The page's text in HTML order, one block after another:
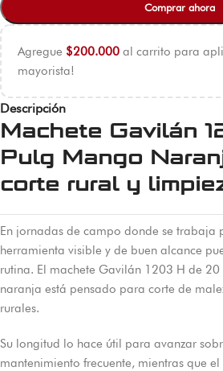
Comprar ahora
Agregue $200.000 al carrito para
mayorista!
Descripción
Machete Gavilán
Pulg Mango
corte rural y
En jornadas de campo donde se trabaja
herramienta visible y de buen alcance
rutina. El machete Gavilán 1203 H de
naranja está pensado para corte de
rurales.
Su longitud lo hace útil para avanzar
mantenimiento frecuente, mientras que